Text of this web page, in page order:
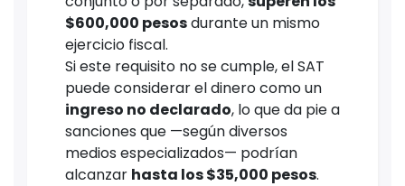
$600,000 pesosdurante un mismo
ejercicio fiscal.
Si este requisito no se cumple, el SAT
puede considerar el dinero como un
ingreso no declarado, lo que da pie a
sanciones que —según diversos
medios especializados— podrían
alcanzar hasta los $35,000 pesos.